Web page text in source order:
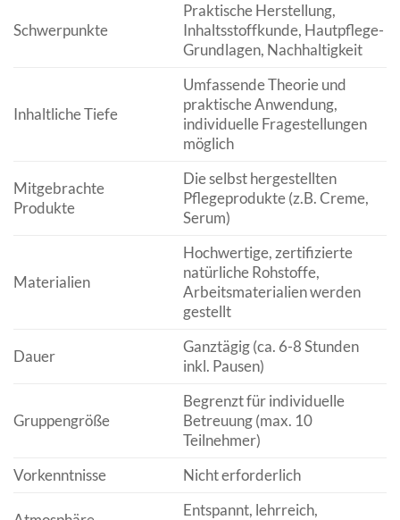
Schwerpunkte
Praktische Herstellung,
Inhaltsstoffkunde, Hautpflege-
Grundlagen, Nachhaltigkeit
Inhaltliche Tiefe
Umfassende Theorie und
praktische Anwendung,
individuelle Fragestellungen
möglich
Mitgebrachte
Produkte
Die selbst hergestellten
Pflegeprodukte (z.B. Creme,
Serum)
Materialien
Hochwertige, zertifizierte
natürliche Rohstoffe,
Arbeitsmaterialien werden
gestellt
Dauer
Ganztägig (ca. 6-8 Stunden
inkl. Pausen)
Gruppengröße
Begrenzt für individuelle
Betreuung (max. 10
Teilnehmer)
Vorkenntnisse
Nicht erforderlich
Entspannt, lehrreich,